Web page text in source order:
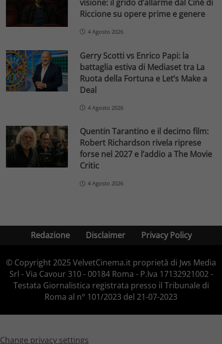
visione: il grido d’allarme dal Ciné di
Riccione su opere prime e genere
4 Agosto 2026
Gerry Scotti vs Enrico Papi: la
battaglia estiva di Mediaset tra La
Ruota della Fortuna e Let’s Make a
Deal
4 Agosto 2026
Quentin Tarantino e il decimo film:
Robert Richardson rivela riprese
forse nel 2027 e l’addio a The Movie
Critic
4 Agosto 2026
Redazione Disclaimer Privacy Policy
© Copyright 2025 VelvetCinema.it proprietà di Jws Media
Srl - Via Cavour 310 - 00184 Roma - P.Iva 17132921002 -
Testata Giornalistica registrata presso il Tribunale di
Roma al n° 101/2023 del 21-07-2023
Change privacy settings